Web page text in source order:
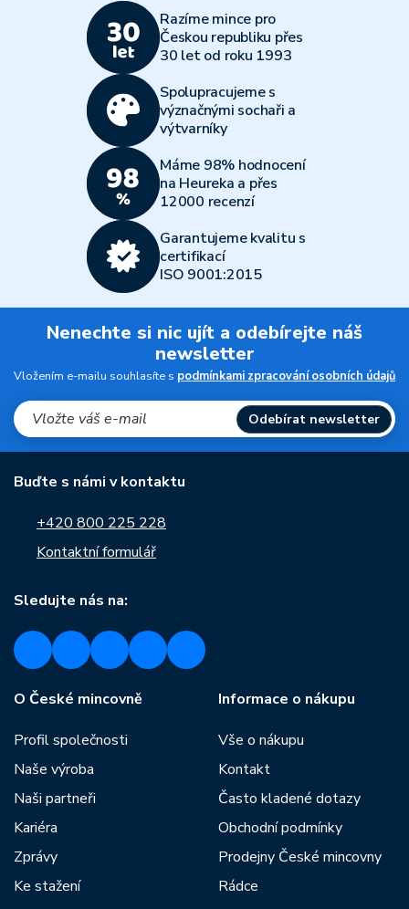
Razíme mince pro
Českou republiku přes
30 let od roku 1993
Spolupracujeme s
význačnými sochaři a
výtvarníky
Máme 98% hodnocení
na Heureka a přes
12000 recenzí
Garantujeme kvalitu s
certifikací
ISO 9001:2015
Nenechte si nic ujít a odebírejte náš
newsletter
Vložením e-mailu souhlasíte s podmínkami zpracování osobních údajů
Odebírat newsletter
Buďte s námi v kontaktu
+420 800 225 228
Kontaktní formulář
Sledujte nás na:
O České mincovně
Profil společnosti
Naše výroba
Naši partneři
Kariéra
Zprávy
Ke stažení
Informace o nákupu
Vše o nákupu
Kontakt
Často kladené dotazy
Obchodní podmínky
Prodejny České mincovny
Rádce